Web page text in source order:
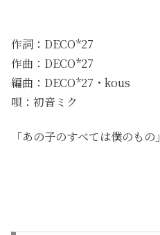
作詞：DECO*27
作曲：DECO*27
編曲：DECO*27・kous
唄：初音ミク
「あの子のすべては僕のもの」